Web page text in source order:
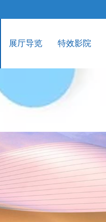
展厅导览 特效影院